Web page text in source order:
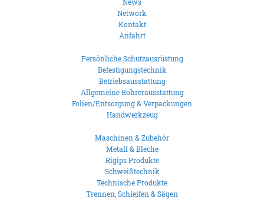
Network
Kontakt
Anfahrt
Persönliche Schutzausrüstung
Befestigungstechnik
Betriebsausstattung
Allgemeine Bohrerausstattung
Folien/Entsorgung & Verpackungen
Handwerkzeug
Maschinen & Zubehör
Metall & Bleche
Rigips Produkte
Schweißtechnik
Technische Produkte
Trennen, Schleifen & Sägen